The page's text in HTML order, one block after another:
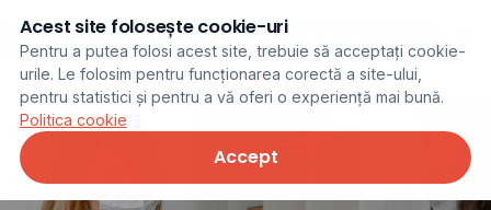
Programare online
Acest site folosește cookie-uri
Pentru a putea folosi acest site, trebuie să acceptați cookie-
urile. Le folosim pentru funcționarea corectă a site-ului,
pentru statistici și pentru a vă oferi o experiență mai bună.
Politica cookie
Accept